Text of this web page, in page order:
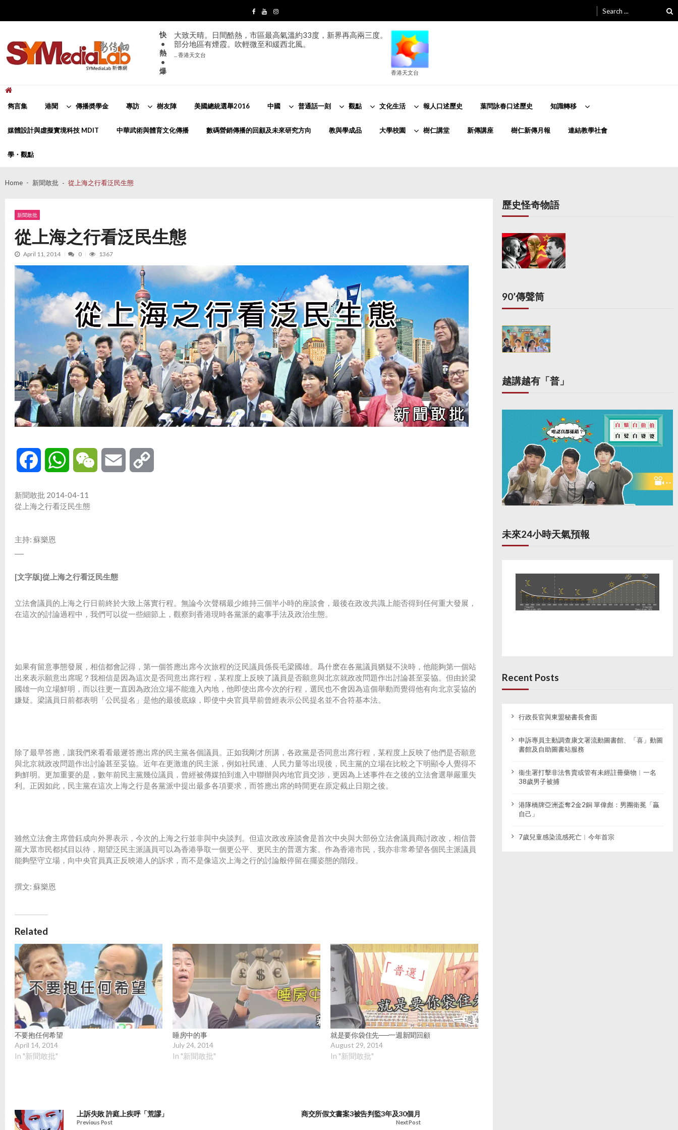
navigation
content
for:
快
•
熱
•
爆
大致天晴。日間酷熱，市區最高氣溫約33度，新界再高兩三度。
部分地區有煙霞。吹輕微至和緩西北風。
... 香港天文台
香港天文台
雋言集 港聞 傳播奬學金 專訪 樹友陣 美國總統選舉2016 中國 普通話一刻 觀點 文化生活 報人口述歷史 葉問詠春口述歷史 知識轉移
媒體設計與虛擬實境科技 MDIT 中華武術與體育文化傳播 數碼營銷傳播的回顧及未來研究方向 教與學成品 大學校園 樹仁講堂 新傳講座 樹仁新傳月報 連結教學社會
學・觀點
Home 新聞敢批 從上海之行看泛民生態
新聞敢批
從上海之行看泛民生態
April 11, 2014 0 1367
Facebook WhatsAppWeChat Email
新聞敢批 2014-04-11
從上海之行看泛民生態
主持: 蘇樂恩
[文字版]從上海之行看泛民生態
立法會議員的上海之行日前終於大致上落實行程。無論今次聲稱最少維持三個半小時的座談會，最後在政改共識上能否得到任何重大發展，
在這次的討論過程中，我們可以從一些細節上，觀察到香港現時各黨派的處事手法及政治生態。
如果有留意事態發展，相信都會記得，第一個答應出席今次旅程的泛民議員係長毛梁國雄。爲什麽在各黨議員猶疑不決時，他能夠第一個站
出來表示願意出席呢？我相信是因為這次是否同意出席行程，某程度上反映了議員是否願意與北京就政改問題作出討論甚至妥協。但由於梁
國雄一向立場鮮明，而以往更一直因為政治立場不能進入內地，他即使出席今次的行程，選民也不會因為這個舉動而覺得他有向北京妥協的
嫌疑。梁議員日前都表明「公民提名」是他的最後底線，即使中央官員早前曾經表示公民提名並不合符基本法。
除了最早答應，讓我們來看看最遲答應出席的民主黨各個議員。正如我剛才所講，各政黨是否同意出席行程，某程度上反映了他們是否願意
與北京就政改問題作出討論甚至妥協。近年在更激進的民主派，例如社民連、人民力量等出現後，民主黨的立場在比較之下明顯令人覺得不
夠鮮明。更加重要的是，數年前民主黨幾位議員，曾經被傳媒拍到進入中聯辦與內地官員交涉，更因為上述事件在之後的立法會選舉嚴重失
利。正因如此，民主黨在這次上海之行是各黨派中提出最多各項要求，而答應出席的時間更在原定截止日期之後。
雖然立法會主席曾鈺成向外界表示，今次的上海之行並非與中央談判。但這次政改座談會是首次中央與大部份立法會議員商討政改，相信普
羅大眾市民都拭目以待，期望泛民主派議員可以為香港爭取一個更公平、更民主的普選方案。作為香港市民，我亦非常希望各個民主派議員
能夠堅守立場，向中央官員真正反映港人的訴求，而不是像這次上海之行的討論般停留在擺姿態的階段。
撰文: 蘇樂恩
Related
不要抱任何希望
April 14, 2014
In "新聞敢批"
睡房中的事
July 24, 2014
In "新聞敢批"
就是要你袋住先──一週新聞回顧
August 29, 2014
In "新聞敢批"
上訴失敗 許庭上疾呼「荒謬」
Previous Post
商交所假文書案3被告判監3年及30個月
Next Post
歷史怪奇物語
90’傳聲筒
越講越有「普」
未來24小時天氣預報
Recent Posts
行政長官與東盟秘書長會面
申訴專員主動調查康文署流動圖書館、「喜」動圖
書館及自助圖書站服務
衞生署打擊非法售賣或管有未經註冊藥物︱一名
38歲男子被捕
港隊橋牌亞洲盃奪2金2銅 單偉彪：男團衛冕「贏
自己」
7歲兒童感染流感死亡︱今年首宗